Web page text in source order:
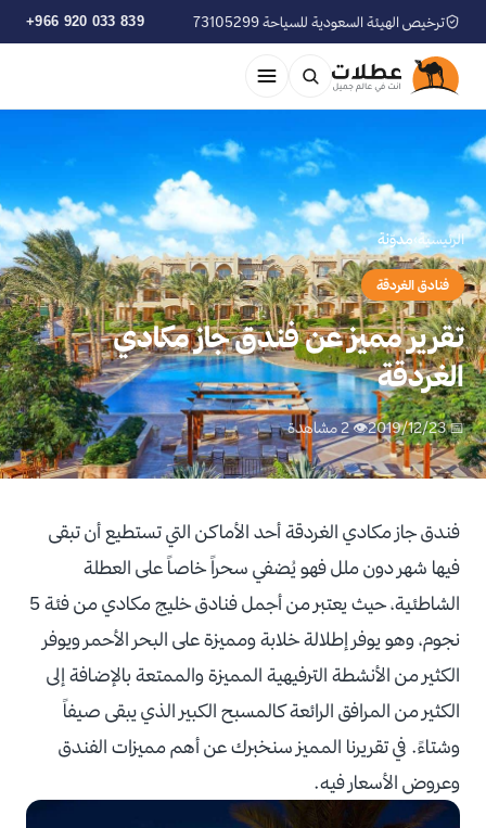
ترخيص الهيئة السعودية للسياحة 73105299 +966 920 033 839
الرئيسية›مدوّنة
فنادق الغردقة
تقرير مميز عن فندق جاز مكادي
الغردقة
📅 2019/12/23 👁 2 مشاهدة
فندق جاز مكادي الغردقة أحد الأماكن التي تستطيع أن تبقى
فيها شهر دون ملل فهو يُضفي سحراً خاصاً على العطلة
الشاطئية، حيث يعتبر من أجمل فنادق خليج مكادي من فئة 5
نجوم، وهو يوفر إطلالة خلابة ومميزة على البحر الأحمر ويوفر
الكثير من الأنشطة الترفيهية المميزة والممتعة بالإضافة إلى
الكثير من المرافق الرائعة كالمسبح الكبير الذي يبقى صيفاً
وشتاءً. في تقريرنا المميز سنخبرك عن أهم مميزات الفندق
وعروض الأسعار فيه.